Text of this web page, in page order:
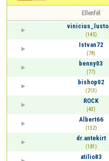
Ellenfél
(145)
Istvan72
(78)
benny03
(77)
bishop02
(213)
ROCK
(43)
Albert66
(132)
dr.antekirt
(181)
atilio83